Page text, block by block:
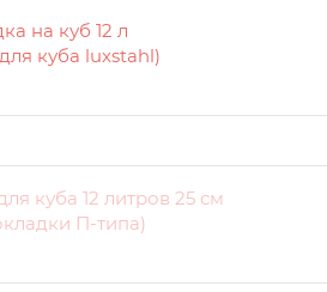
на куб 12 л
куба luxstahl)
куба 12 литров 25 см
П-типа)